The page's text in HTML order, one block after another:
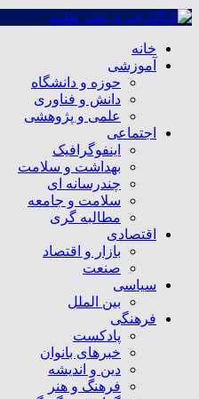
خانه
آموزشی
حوزه و دانشگاه
دانش و فناوری
علمی و پژوهشی
اجتماعی
اینفوگرافیک
بهداشت و سلامت
چندرسانه ای
سلامت و جامعه
مطالبه گری
اقتصادی
بازار و اقتصاد
صنعت
سیاسی
بین الملل
فرهنگی
پادکست
خبرهای بانوان
دین و اندیشه
فرهنگ و هنر